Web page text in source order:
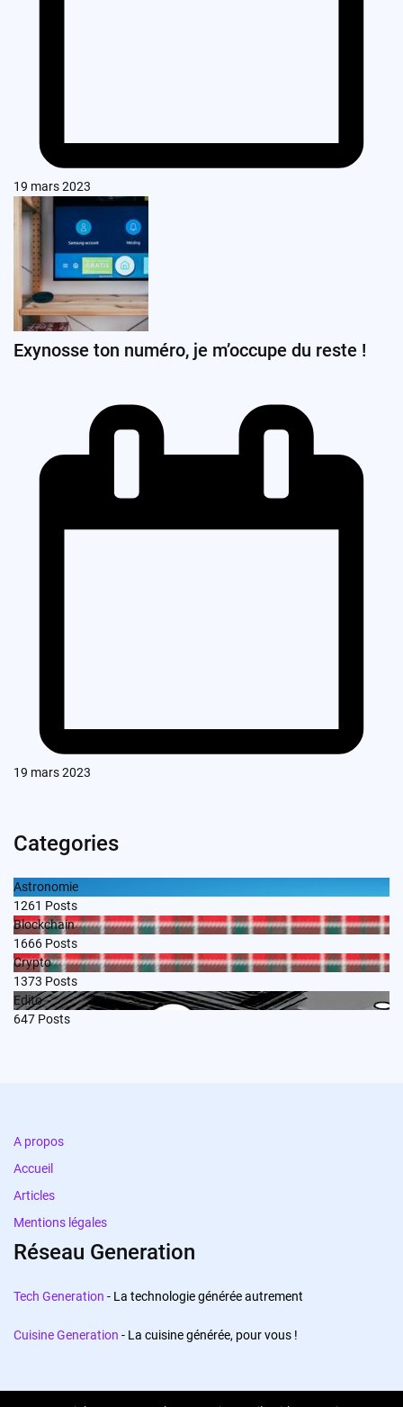
19 mars 2023
Exynosse ton numéro, je m’occupe du reste !
19 mars 2023
Categories
Astronomie
1261 Posts
Blockchain
1666 Posts
Crypto
1373 Posts
Edito
647 Posts
A propos
Accueil
Articles
Mentions légales
Réseau Generation
Tech Generation - La technologie générée autrement
Cuisine Generation - La cuisine générée, pour vous !